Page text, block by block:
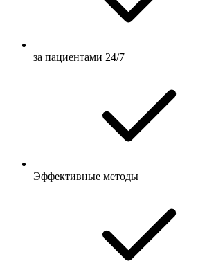
за пациентами 24/7
Эффективные методы